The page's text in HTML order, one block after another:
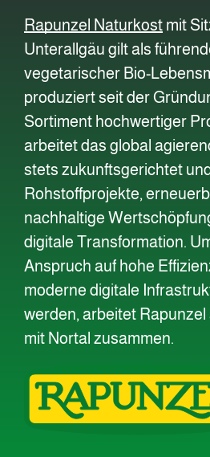
Rapunzel Naturkost mit
Unterallgäu gilt als
vegetarischer Bio-
produziert seit der
Sortiment hochwertiger
arbeitet das global
stets zukunftsgerichtet
Rohstoffprojekte,
nachhaltige
digitale Transformation.
Anspruch auf hohe
moderne digitale
werden, arbeitet Rapunzel
mit Nortal zusammen.